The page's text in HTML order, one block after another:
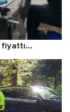
fiyattı...